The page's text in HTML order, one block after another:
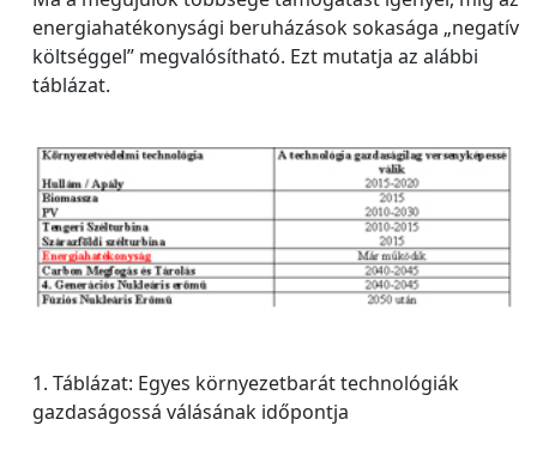
energiahatékonysági beruházások sokasága „negatív
költséggel” megvalósítható. Ezt mutatja az alábbi
táblázat.
1. Táblázat: Egyes környezetbarát technológiák
gazdaságossá válásának időpontja